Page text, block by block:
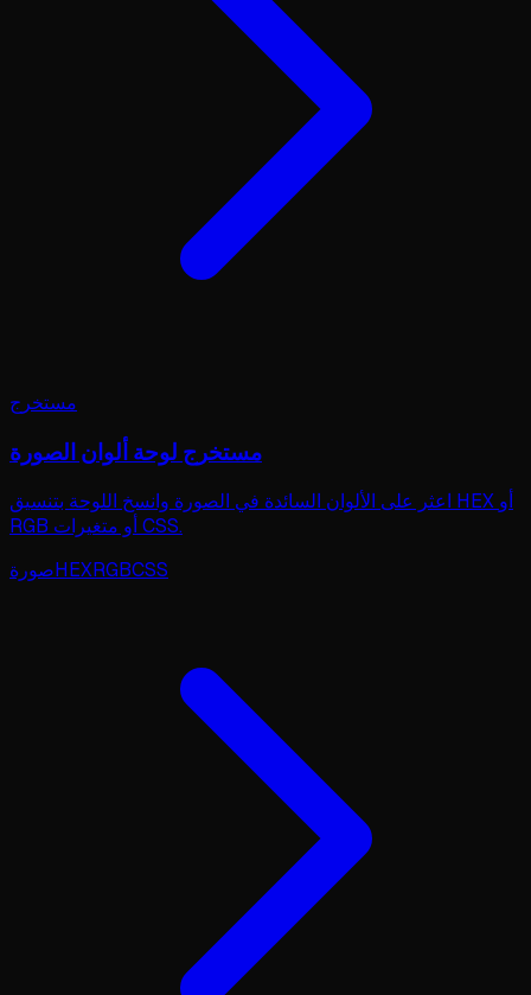
مستخرج
مستخرج لوحة ألوان الصورة
اعثر على الألوان السائدة في الصورة وانسخ اللوحة بتنسيق HEX أو
RGB أو متغيرات CSS.
صورةHEXRGBCSS